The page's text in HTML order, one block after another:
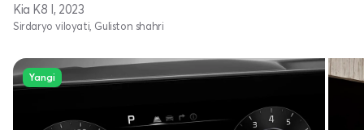
Kia K8 I, 2023
Sirdaryo viloyati, Guliston shahri
Yangi